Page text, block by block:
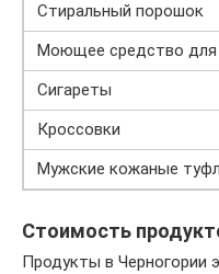
Стиральный порошок
Моющее средство для
Сигареты
Кроссовки
Мужские кожаные
Стоимость
Продукты в Черногории